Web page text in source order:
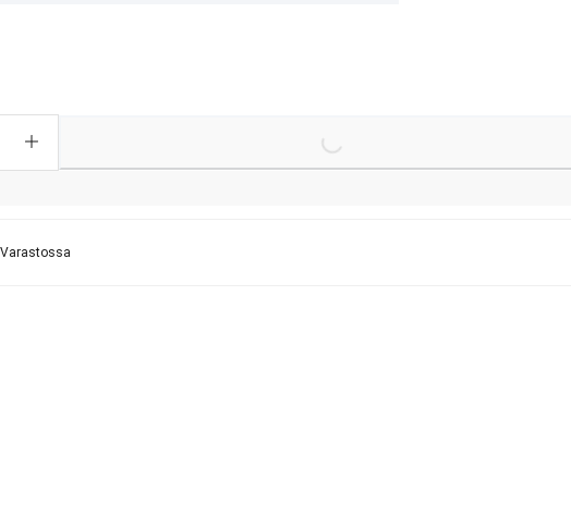
Loading...
Varastossa